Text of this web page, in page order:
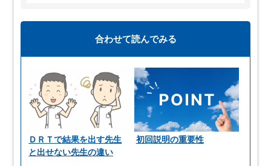
合わせて読んでみる
ＤＲＴで結果を出す先生
と出せない先生の違い
初回説明の重要性